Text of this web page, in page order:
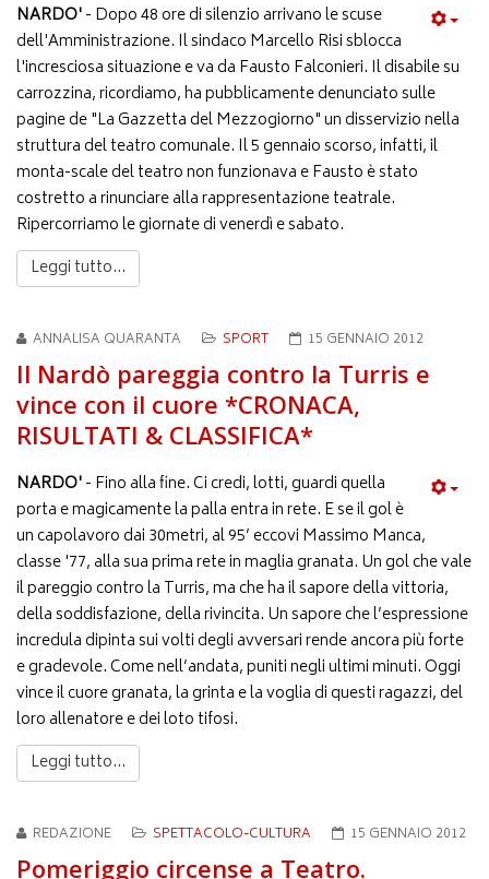
NARDO'- Dopo 48 ore di silenzio arrivano le scuse
dell'Amministrazione. Il sindaco Marcello Risi sblocca
l'incresciosa situazione e va da Fausto Falconieri. Il disabile su
carrozzina, ricordiamo, ha pubblicamente denunciato sulle
pagine de "La Gazzetta del Mezzogiorno" un disservizio nella
struttura del teatro comunale. Il 5 gennaio scorso, infatti, il
monta-scale del teatro non funzionava e Fausto è stato
costretto a rinunciare alla rappresentazione teatrale.
Ripercorriamo le giornate di venerdì e sabato.
Leggi tutto...
ANNALISA QUARANTA SPORT 15 GENNAIO 2012
Il Nardò pareggia contro la Turris e
vince con il cuore *CRONACA,
RISULTATI & CLASSIFICA*
NARDO'- Fino alla fine. Ci credi, lotti, guardi quella
porta e magicamente la palla entra in rete. E se il gol è
un capolavoro dai 30metri, al 95’ eccovi Massimo Manca,
classe '77, alla sua prima rete in maglia granata. Un gol che vale
il pareggio contro la Turris, ma che ha il sapore della vittoria,
della soddisfazione, della rivincita. Un sapore che l’espressione
incredula dipinta sui volti degli avversari rende ancora più forte
e gradevole. Come nell’andata, puniti negli ultimi minuti. Oggi
vince il cuore granata, la grinta e la voglia di questi ragazzi, del
loro allenatore e dei loto tifosi.
Leggi tutto...
REDAZIONE SPETTACOLO-CULTURA 15 GENNAIO 2012
Pomeriggio circense a Teatro.